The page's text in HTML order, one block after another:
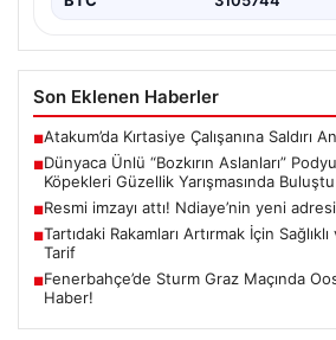
Son Eklenen Haberler
■Atakum’da Kırtasiye Çalışanına Saldırı
■Dünyaca Ünlü “Bozkırın Aslanları”
Köpekleri Güzellik Yarışmasında Buluştu
■Resmi imzayı attı! Ndiaye’nin yeni
■Tartıdaki Rakamları Artırmak İçin
Tarif
■Fenerbahçe’de Sturm Graz Maçında
Haber!